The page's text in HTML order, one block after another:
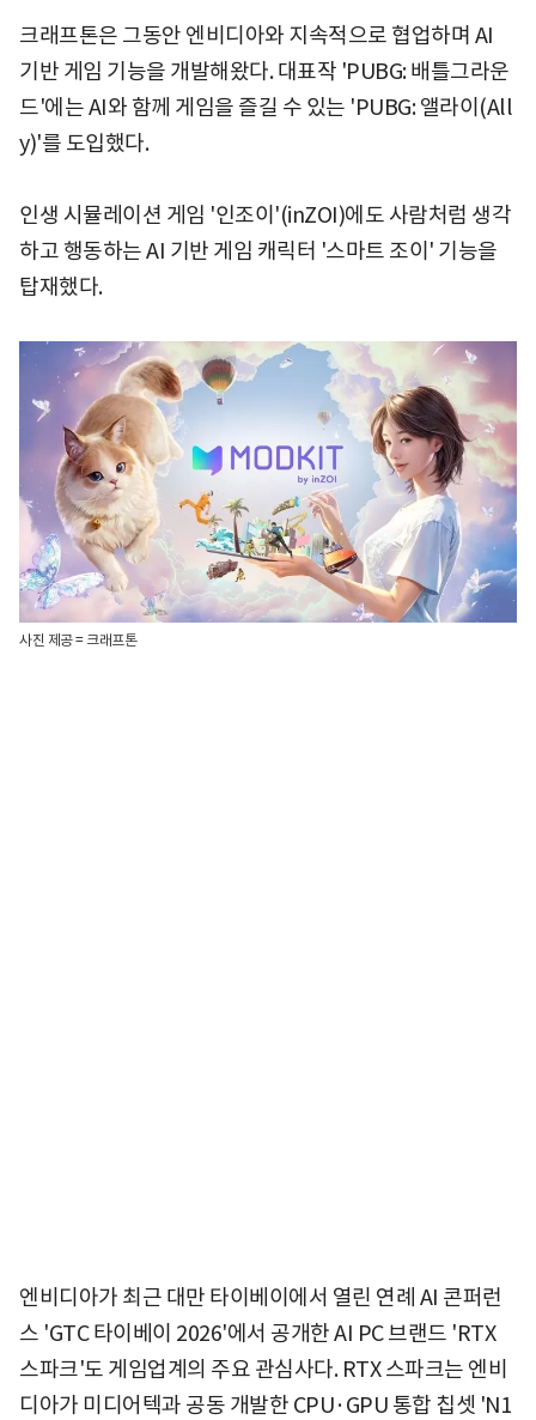
크래프톤은 그동안 엔비디아와 지속적으로 협업하며 AI
기반 게임 기능을 개발해왔다. 대표작 'PUBG: 배틀그라운
드'에는 AI와 함께 게임을 즐길 수 있는 'PUBG: 앨라이(All
y)'를 도입했다.
인생 시뮬레이션 게임 '인조이'(inZOI)에도 사람처럼 생각
하고 행동하는 AI 기반 게임 캐릭터 '스마트 조이' 기능을
탑재했다.
사진 제공 = 크래프톤
엔비디아가 최근 대만 타이베이에서 열린 연례 AI 콘퍼런
스 'GTC 타이베이 2026'에서 공개한 AI PC 브랜드 'RTX
스파크'도 게임업계의 주요 관심사다. RTX 스파크는 엔비
디아가 미디어텍과 공동 개발한 CPU·GPU 통합 칩셋 'N1